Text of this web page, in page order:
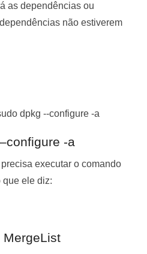
as dependências ou
não estiverem
dpkg --configure -a
-a
executar o comando
que ele diz:
MergeList